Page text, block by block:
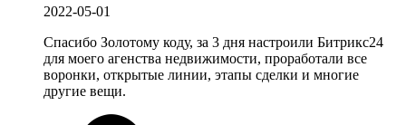
2022-05-01
Спасибо Золотому коду, за 3 дня настроили Битрикс24
для моего агенства недвижимости, проработали все
воронки, открытые линии, этапы сделки и многие
другие вещи.